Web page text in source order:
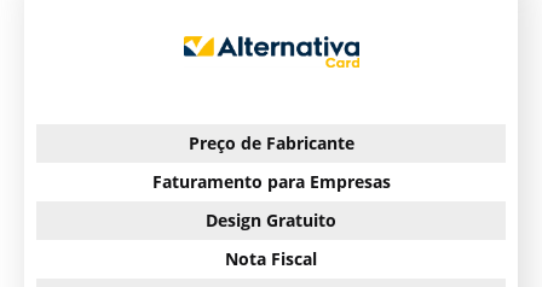
Preço de Fabricante
Faturamento para Empresas
Design Gratuito
Nota Fiscal